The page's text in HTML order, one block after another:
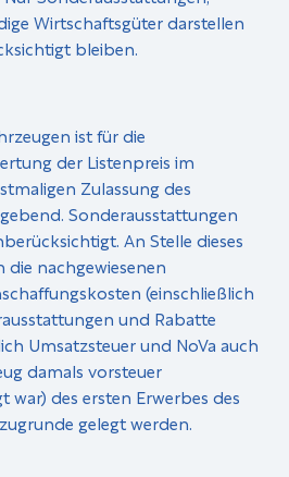
Wirtschaftsgüter darstellen
bleiben.
ist für die
der Listenpreis im
Zulassung des
Sonderausstattungen
An Stelle dieses
die nachgewiesenen
(einschließlich
und Rabatte
Umsatzsteuer und NoVa auch
damals vorsteuer
war) des ersten Erwerbes des
gelegt werden.